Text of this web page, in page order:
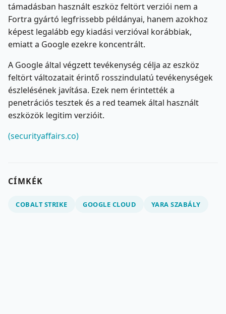
támadásban használt eszköz feltört verziói nem a
Fortra gyártó legfrissebb példányai, hanem azokhoz
képest legalább egy kiadási verzióval korábbiak,
emiatt a Google ezekre koncentrált.
A Google által végzett tevékenység célja az eszköz
feltört változatait érintő rosszindulatú tevékenységek
észlelésének javítása. Ezek nem érintették a
penetrációs tesztek és a red teamek által használt
eszközök legitim verzióit.
(securityaffairs.co)
CÍMKÉK
COBALT STRIKE GOOGLE CLOUD YARA SZABÁLY